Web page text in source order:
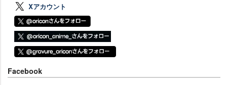
Xアカウント
Facebook